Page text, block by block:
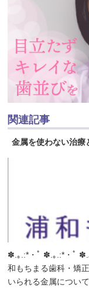
関連記事
金属を使わない治療
✽.｡.:*・ﾟ ✽.｡.:*・ﾟ
和もちまる歯科・矯
いられる金属につい